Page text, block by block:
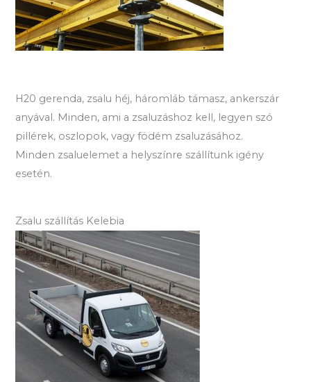
H20 gerenda, zsalu héj, háromláb támasz, ankerszár
anyával. Minden, ami a zsaluzáshoz kell, legyen szó
pillérek, oszlopok, vagy födém zsaluzásához.
Minden zsaluelemet a helyszínre szállítunk igény
esetén.
Zsalu szállítás Kelebia